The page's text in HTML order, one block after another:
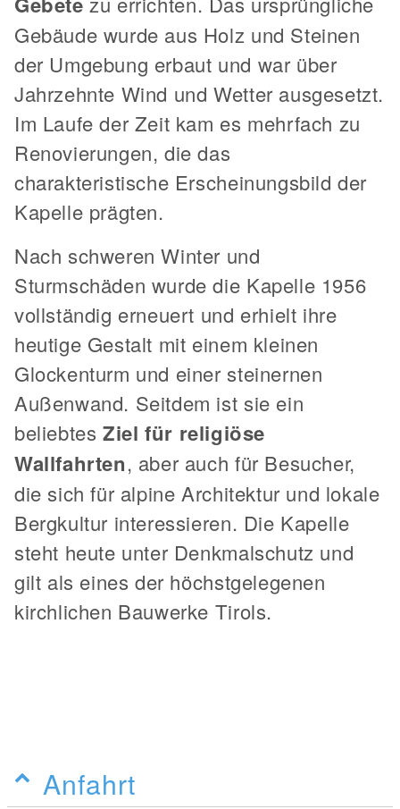
Gebäude wurde aus Holz und Steinen
der Umgebung erbaut und war über
Jahrzehnte Wind und Wetter ausgesetzt.
Im Laufe der Zeit kam es mehrfach zu
Renovierungen, die das
charakteristische Erscheinungsbild der
Kapelle prägten.
Nach schweren Winter und
Sturmschäden wurde die Kapelle 1956
vollständig erneuert und erhielt ihre
heutige Gestalt mit einem kleinen
Glockenturm und einer steinernen
Außenwand. Seitdem ist sie ein
beliebtes Ziel für religiöse
Wallfahrten, aber auch für Besucher,
die sich für alpine Architektur und lokale
Bergkultur interessieren. Die Kapelle
steht heute unter Denkmalschutz und
gilt als eines der höchstgelegenen
kirchlichen Bauwerke Tirols.
Anfahrt